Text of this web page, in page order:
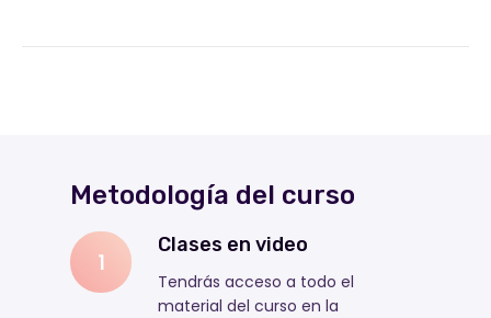
Metodología del curso
Clases en video
Tendrás acceso a todo el
material del curso en la
1